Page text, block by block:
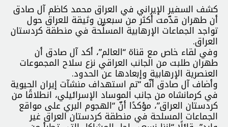
كشف السفير الإيراني في العراق محمد كاظم آل صادق
أن طهران قدّمت أكثر من سبعين وثيقة للعراق حول
تواجد الجماعات الإرهابية المسلّحة في منطقة كردستان
العراق.
وفي لقاء خاص مع قناة “العالم”، أكد آل صادق أن
طهران طلبت من الجانب العراقي نزع سلاح المجموعات
العنصرية الإرهابية وإبعادها عن الحدود.
وأضاف آل صادق أنّه “تم استهداف منشآت إيران الحيوية
في كرمانشاه من جانب الموساد الإسرائيلي، انطلاقًا من
كردستان العراق”، مؤكدًا أنّ “الهجوم البري على مواقع
الجماعات المسلحة في منطقة كردستان العراق غير